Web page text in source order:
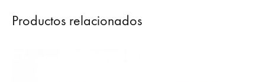
Productos relacionados